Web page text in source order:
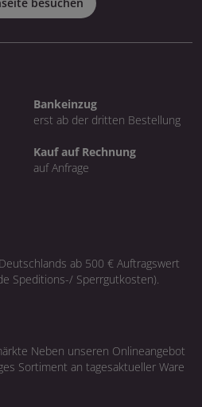
Bankeinzug
erst ab der dritten Bestellung
Kauf auf Rechnung
auf Anfrage
ab 500 € Auftragswert
Speditions-/ Sperrgutkosten).
Neben unseren Onlineangebot
Sortiment an tagesaktueller Ware